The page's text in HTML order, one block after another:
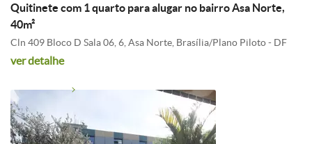
Quitinete com 1 quarto para alugar no bairro Asa Norte,
40m²
Cln 409 Bloco D Sala 06, 6, Asa Norte, Brasília/Plano Piloto - DF
ver detalhe